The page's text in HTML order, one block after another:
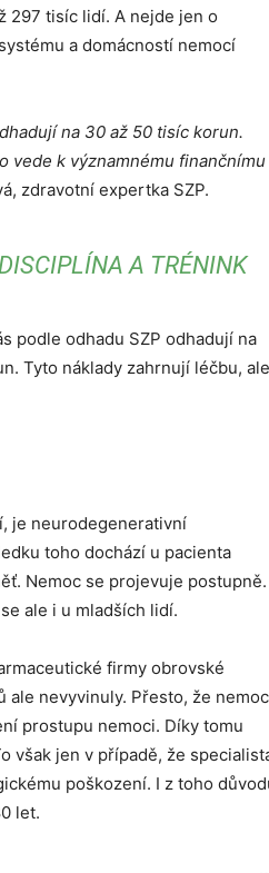
297 tisíc lidí. A nejde jen o
a domácností nemocí
na 30 až 50 tisíc korun.
vede k významnému finančnímu
zdravotní expertka SZP.
A TRÉNINK
podle odhadu SZP odhadují na
Tyto náklady zahrnují léčbu,
je neurodegenerativní
toho dochází u pacienta
Nemoc se projevuje postupně.
ale i u mladších lidí.
firmy obrovské
ale nevyvinuly. Přesto, že nemoc
prostupu nemoci. Díky tomu
však jen v případě, že
poškození. I z toho
let.